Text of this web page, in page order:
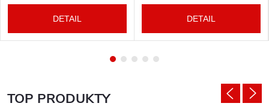
DETAIL DETAIL
TOP PRODUKTY